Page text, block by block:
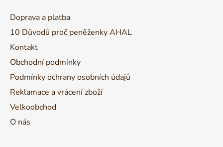
Doprava a platba
10 Důvodů proč peněženky AHAL
Kontakt
Obchodní podmínky
Podmínky ochrany osobních údajů
Reklamace a vrácení zboží
Velkoobchod
O nás